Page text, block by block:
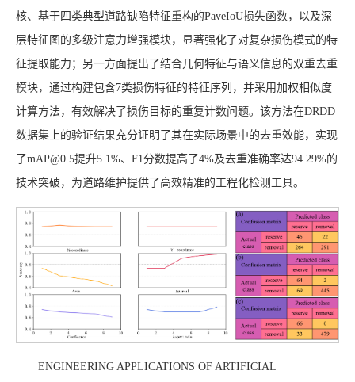
核、基于四类典型道路缺陷特征重构的PaveIoU损失函数，以及深
层特征图的多级注意力增强模块，显著强化了对复杂损伤模式的特
征提取能力；另一方面提出了结合几何特征与语义信息的双重去重
模块，通过构建包含7类损伤特征的特征序列，并采用加权相似度
计算方法，有效解决了损伤目标的重复计数问题。该方法在DRDD
数据集上的验证结果充分证明了其在实际场景中的去重效能，实现
了mAP@0.5提升5.1%、F1分数提高了4%及去重准确率达94.29%的
技术突破，为道路维护提供了高效精准的工程化检测工具。
ENGINEERING APPLICATIONS OF ARTIFICIAL